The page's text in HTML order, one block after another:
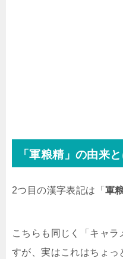
「軍粮精」の由来
2つ目の漢字表記は「 軍
こちらも同じく「キャ
すが、実はこれはちょっ